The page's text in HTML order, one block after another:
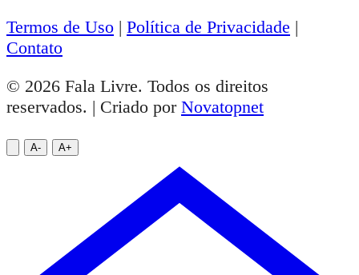
Termos de Uso | Política de Privacidade |
Contato
© 2026 Fala Livre. Todos os direitos
reservados. | Criado por Novatopnet
A- A+